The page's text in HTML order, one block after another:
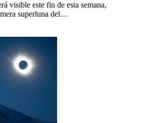
visible este fin de esta semana,
superluna del…